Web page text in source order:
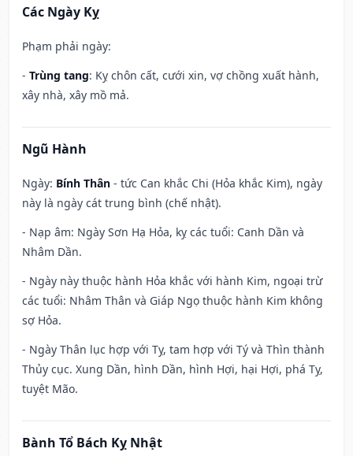
Các Ngày Kỵ
Phạm phải ngày:
- Trùng tang: Kỵ chôn cất, cưới xin, vợ chồng xuất hành,
xây nhà, xây mồ mả.
Ngũ Hành
Ngày: Bính Thân - tức Can khắc Chi (Hỏa khắc Kim), ngày
này là ngày cát trung bình (chế nhật).
- Nạp âm: Ngày Sơn Hạ Hỏa, kỵ các tuổi: Canh Dần và
Nhâm Dần.
- Ngày này thuộc hành Hỏa khắc với hành Kim, ngoại trừ
các tuổi: Nhâm Thân và Giáp Ngọ thuộc hành Kim không
sợ Hỏa.
- Ngày Thân lục hợp với Tỵ, tam hợp với Tý và Thìn thành
Thủy cục. Xung Dần, hình Dần, hình Hợi, hại Hợi, phá Tỵ,
tuyệt Mão.
Bành Tổ Bách Kỵ Nhật